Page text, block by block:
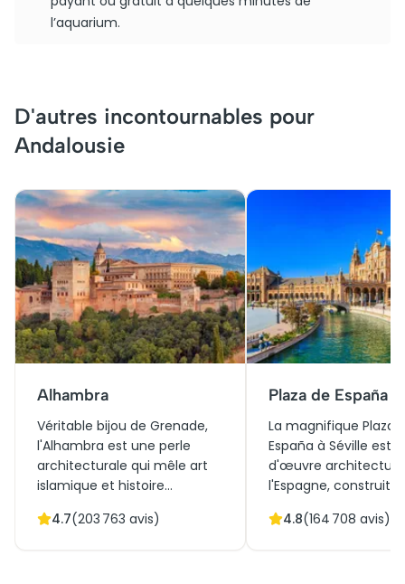
l’aquarium.
D'autres incontournables pour
Andalousie
Alhambra
Véritable bijou de Grenade,
l'Alhambra est une perle
architecturale qui mêle art
islamique et histoire
pour l'Alhambra ouvre les
4.7(203 763 avis)
Plaza de España
La magnifique Plaza
España à Séville est
d'œuvre
l'Espagne, construite
de 1929. Elle allie
4.8(164 708 avis)